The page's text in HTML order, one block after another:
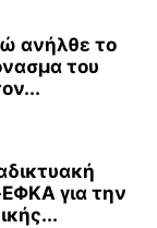
ανήλθε το
του
για την